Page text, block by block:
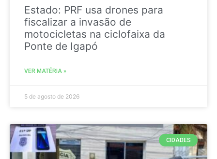
Estado: PRF usa drones para
fiscalizar a invasão de
motocicletas na ciclofaixa da
Ponte de Igapó
VER MATÉRIA »
5 de agosto de 2026
CIDADES